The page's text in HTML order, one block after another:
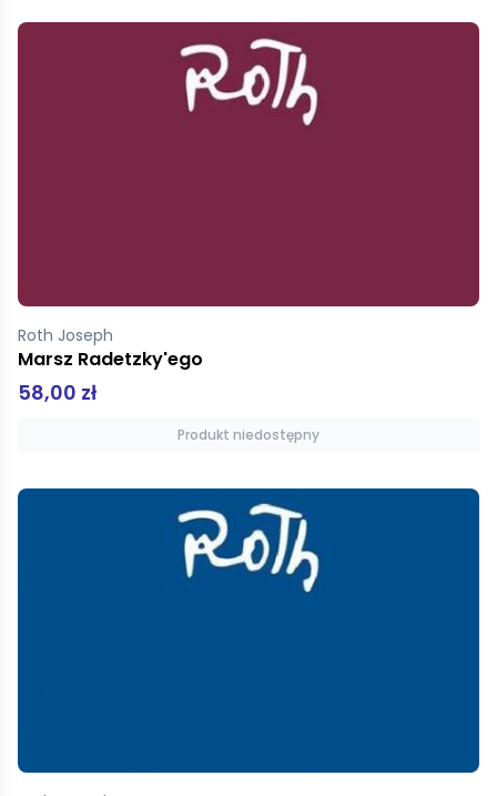
Roth Joseph
Marsz Radetzky'ego
58,00 zł
Produkt niedostępny